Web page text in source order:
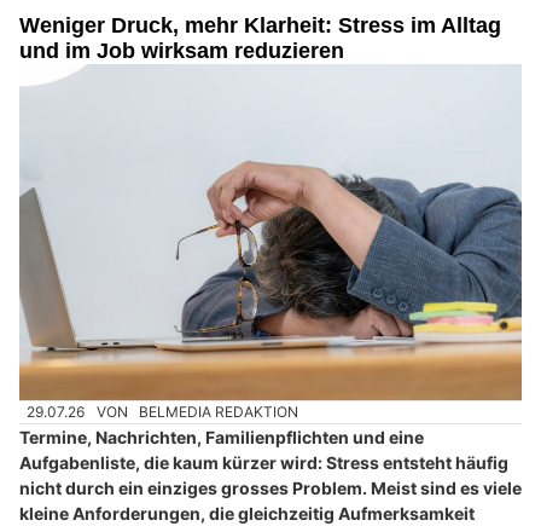
Weniger Druck, mehr Klarheit: Stress im Alltag
und im Job wirksam reduzieren
29.07.26 VON BELMEDIA REDAKTION
Termine, Nachrichten, Familienpflichten und eine
Aufgabenliste, die kaum kürzer wird: Stress entsteht häufig
nicht durch ein einziges grosses Problem. Meist sind es viele
kleine Anforderungen, die gleichzeitig Aufmerksamkeit